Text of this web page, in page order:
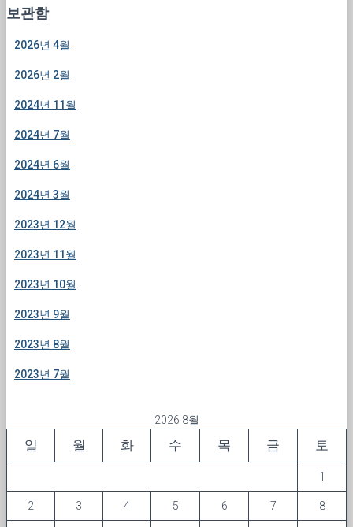
리
보관함
2026년 4월
2026년 2월
2024년 11월
2024년 7월
2024년 6월
2024년 3월
2023년 12월
2023년 11월
2023년 10월
2023년 9월
2023년 8월
2023년 7월
2026 8월
일 월 화 수 목 금 토
1
2 3 4 5 6 7 8